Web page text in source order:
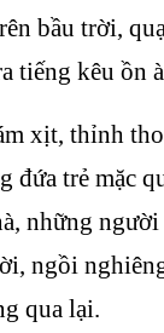
bầu trời,
tiếng kêu ồn
xịt, thỉnh
đứa trẻ mặc
những
ngồi
qua lại.